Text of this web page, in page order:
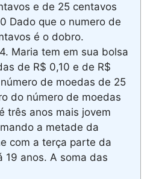
e de 25 centavos
Dado que o numero de
é o dobro.
Maria tem em sua bolsa
de R$ 0,10 e de R$
de moedas de 25
do número de moedas
três anos mais jovem
a metade da
com a terça parte da
19 anos. A soma das